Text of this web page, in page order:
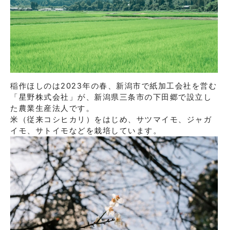
稲作ほしのは2023年の春、新潟市で紙加工会社を営む
「星野株式会社」が、新潟県三条市の下田郷で設立し
た農業生産法人です。
米（従来コシヒカリ）をはじめ、サツマイモ、ジャガ
イモ、サトイモなどを栽培しています。